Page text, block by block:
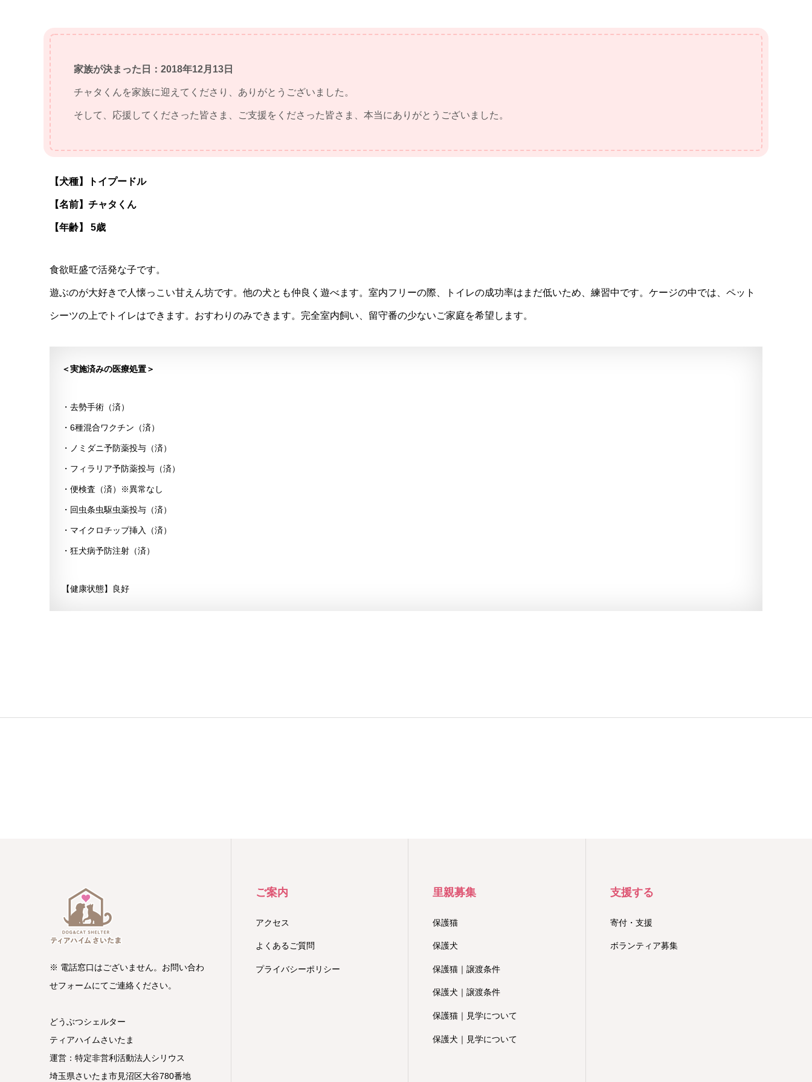
家族が決まった日：2018年12月13日
チャタくんを家族に迎えてくださり、ありがとうございました。
そして、応援してくださった皆さま、ご支援をくださった皆さま、本当にありがとうございました。
【犬種】トイプードル
【名前】チャタくん
【年齢】 5歳
食欲旺盛で活発な子です。
遊ぶのが大好きで人懐っこい甘えん坊です。他の犬とも仲良く遊べます。室内フリーの際、トイレの成功率はまだ低いため、練習中です。ケージの中では、ペット
シーツの上でトイレはできます。おすわりのみできます。完全室内飼い、留守番の少ないご家庭を希望します。
＜実施済みの医療処置＞
・去勢手術（済）
・6種混合ワクチン（済）
・ノミダニ予防薬投与（済）
・フィラリア予防薬投与（済）
・便検査（済）※異常なし
・回虫条虫駆虫薬投与（済）
・マイクロチップ挿入（済）
・狂犬病予防注射（済）
【健康状態】良好
※ 電話窓口はございません。お問い合わ
せフォームにてご連絡ください。
どうぶつシェルター
ティアハイムさいたま
運営：特定非営利活動法人シリウス
埼玉県さいたま市見沼区大谷780番地
ご案内
アクセス
よくあるご質問
プライバシーポリシー
里親募集
保護猫
保護犬
保護猫｜譲渡条件
保護犬｜譲渡条件
保護猫｜見学について
保護犬｜見学について
支援する
寄付・支援
ボランティア募集